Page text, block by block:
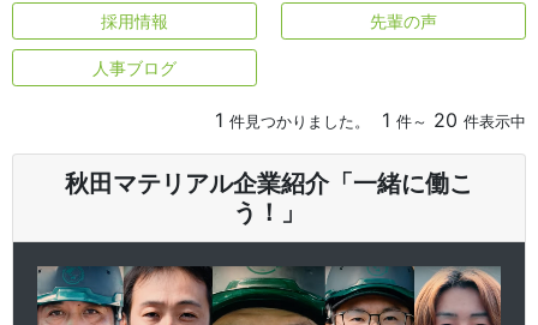
採用情報 先輩の声
人事ブログ
1 件見つかりました。 1 件～ 20 件表示中
秋田マテリアル企業紹介「一緒に働こ
う！」